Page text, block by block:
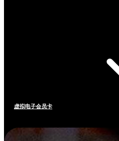
虚拟电子会员卡